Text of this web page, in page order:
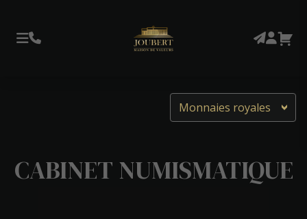
CABINET NUMISMATIQUE
Monnaies royales